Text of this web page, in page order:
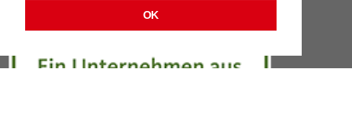
OK